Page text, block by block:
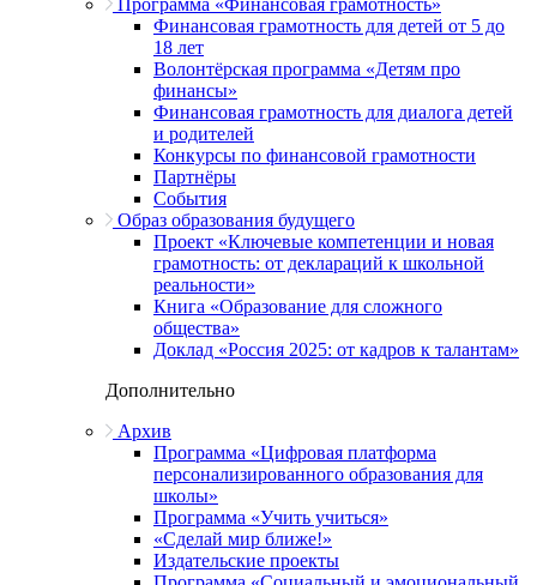
Программа «Финансовая грамотность»
Финансовая грамотность для детей от 5 до
18 лет
Волонтёрская программа «Детям про
финансы»
Финансовая грамотность для диалога детей
и родителей
Конкурсы по финансовой грамотности
Партнёры
События
Образ образования будущего
Проект «Ключевые компетенции и новая
грамотность: от деклараций к школьной
реальности»
Книга «Образование для сложного
общества»
Доклад «Россия 2025: от кадров к талантам»
Дополнительно
Архив
Программа «Цифровая платформа
персонализированного образования для
школы»
Программа «Учить учиться»
«Сделай мир ближе!»
Издательские проекты